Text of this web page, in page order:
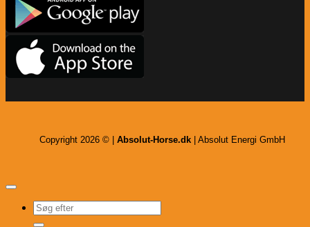
Copyright 2026 © | Absolut-Horse.dk| Absolut Energi GmbH
Søg
efter: